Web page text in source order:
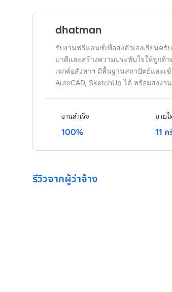
dhatman
รับงานฟรีแลนซ์เพื่อส่งตัวเองเรียนค
มาดีและสร้างความประทับใจให้ลูกค้
เจกต์อสังหาฯ มีพื้นฐานสถาปัตย์และเ
AutoCAD, SketchUp ได้ พร้อมส่งงา
งานสำเร็จ
100%
ขายไ
11 ค
รีวิวจากผู้ว่าจ้าง